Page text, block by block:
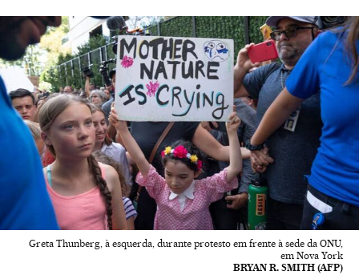
Greta Thunberg, à esquerda, durante protesto em frente à sede da ONU,
em Nova York
BRYAN R. SMITH (AFP)